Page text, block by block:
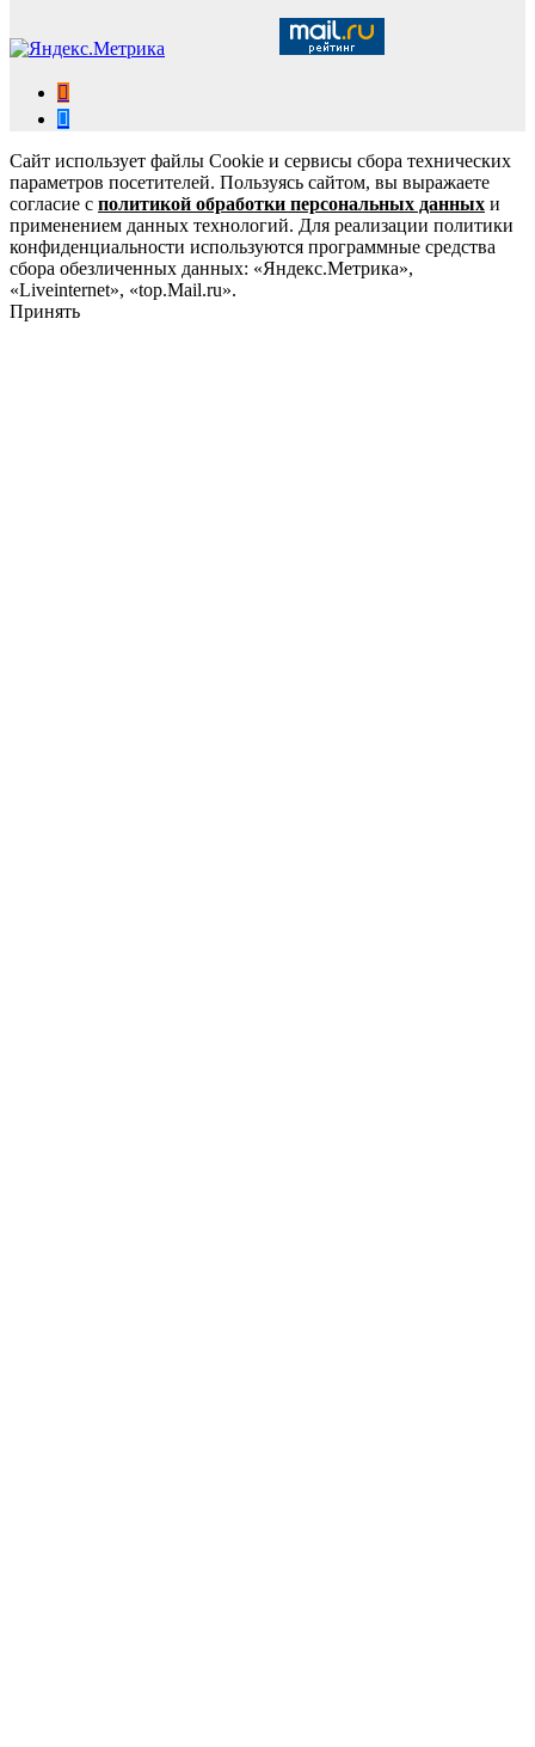
Сайт использует файлы Cookie и сервисы сбора технических
параметров посетителей. Пользуясь сайтом, вы выражаете
согласие с политикой обработки персональных данных и
применением данных технологий. Для реализации политики
конфиденциальности используются программные средства
сбора обезличенных данных: «Яндекс.Метрика»,
«Liveinternet», «top.Mail.ru».
Принять